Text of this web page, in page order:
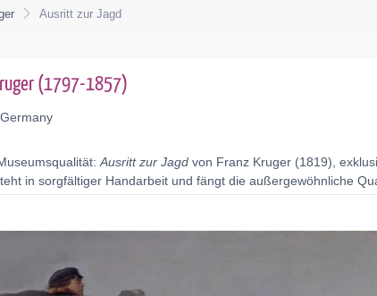
Ausritt zur Jagd
(1797-1857)
Ausritt zur Jagd von Franz Kruger (1819),
in sorgfältiger Handarbeit und fängt die außergewöhnliche